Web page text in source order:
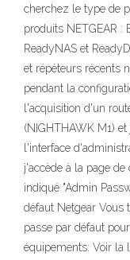
cherchez le type de
produits NETGEAR :
ReadyNAS et
et répéteurs récents
pendant la
l'acquisition d'un
(NIGHTHAWK M1)
l'interface
j'accède à la page
indiqué "Admin
défaut Netgear Vous
passe par défaut
équipements: Voir la